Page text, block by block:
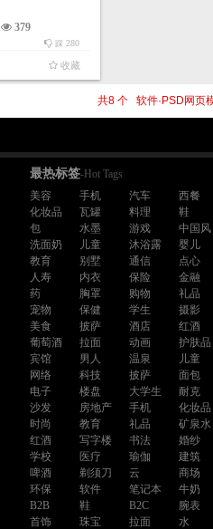
379
踩 280
收藏
共8 个 软件·PSD网
最热标签-Hot Tags
美容
手机 汽车
西餐
化妆品
瓦罐 料理
鞋
包
水墨 游戏
中国风
洗面奶
儿童 沐浴露
婴儿
教育
别墅 通信
点心
人寿
内衣 保险
金融
药
胸罩 购物
礼品
宠物
保健 学生
摄影
美食
披萨 酒店
红酒
葡萄酒
拉面 动画
护肤品
宾馆
男人 温泉
儿童
网络
科技 披萨
面包
电子
楼盘 大学生
耐克
沙发
房地产 手机
化妆品
时尚
教育 礼品
矿泉水
红酒
写字楼 书法
婚纱
学校
医疗 瑜伽
建筑
啤酒
剃须刀 云
商场
环保
软件 笔记本
牛奶
B2B
鞋 B2C
腕表
首饰
珠宝 拉面
水